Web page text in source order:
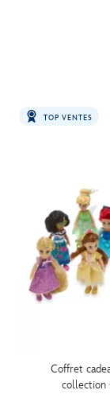
TOP VENTES
Coffret
collection